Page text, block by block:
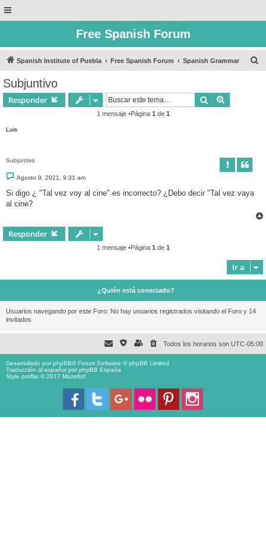
Free Spanish Forum
Spanish Institute of Puebla Free Spanish Forum Spanish Grammar
Subjuntivo
Responder Buscar
1 mensaje •Página 1 de 1
Luis
Subjuntivo
M
e
s
a
Agosto 9, 2021, 9:31 am
Si digo ¿ "Tal vez voy al cine" es incorrecto? ¿Debo decir "Tal vez vaya
al cine?
Responder
1 mensaje •Página 1 de 1
Ir a
¿Quién está conectado?
Usuarios navegando por este Foro: No hay usuarios registrados visitando el Foro y 14
invitados
Todos los horarios son UTC-05:00
Desarrollado porphpBB® Forum Software © phpBB Limited
Traducción al español porphpBB España
Style proflat © 2017 Mazeltof